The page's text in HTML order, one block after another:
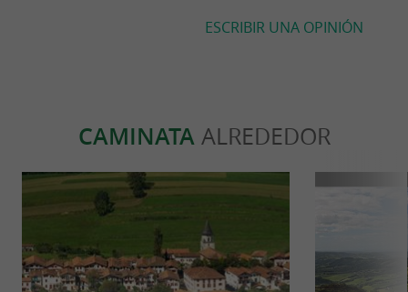
ESCRIBIR UNA OPINIÓN
CAMINATAALREDEDOR